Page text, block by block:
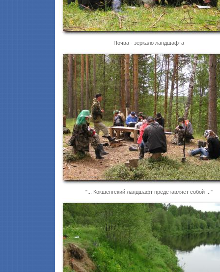
Почва - зеркало ландшафта
"... Кокшенгский ландшафт представляет собой ..."